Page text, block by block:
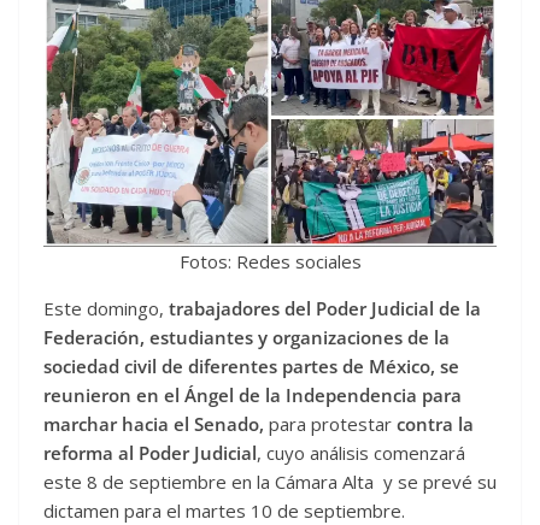
Fotos: Redes sociales
Este domingo, trabajadores del Poder Judicial de la
Federación, estudiantes y organizaciones de la
sociedad civil de diferentes partes de México, se
reunieron en el Ángel de la Independencia para
marchar hacia el Senado, para protestar contra la
reforma al Poder Judicial, cuyo análisis comenzará
este 8 de septiembre en la Cámara Alta y se prevé su
dictamen para el martes 10 de septiembre.